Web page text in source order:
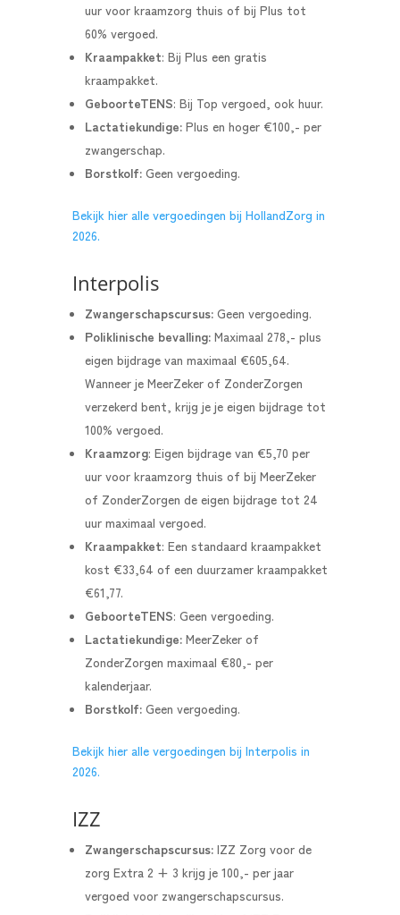
uur voor kraamzorg thuis of bij Plus tot
60% vergoed.
Kraampakket: Bij Plus een gratis
kraampakket.
GeboorteTENS: Bij Top vergoed, ook huur.
Lactatiekundige:Plus en hoger €100,- per
zwangerschap.
Borstkolf:Geen vergoeding.
Bekijk hier alle vergoedingen bij HollandZorg in
2026.
Interpolis
Zwangerschapscursus: Geen vergoeding.
Poliklinische bevalling: Maximaal 278,- plus
eigen bijdrage van maximaal €605,64.
Wanneer je MeerZeker of ZonderZorgen
verzekerd bent, krijg je je eigen bijdrage tot
100% vergoed.
Kraamzorg: Eigen bijdrage van €5,70 per
uur voor kraamzorg thuis of bij MeerZeker
of ZonderZorgen de eigen bijdrage tot 24
uur maximaal vergoed.
Kraampakket: Een standaard kraampakket
kost €33,64 of een duurzamer kraampakket
€61,77.
GeboorteTENS: Geen vergoeding.
Lactatiekundige:MeerZeker of
ZonderZorgen maximaal €80,- per
kalenderjaar.
Borstkolf:Geen vergoeding.
Bekijk hier alle vergoedingen bij Interpolis in
2026.
IZZ
Zwangerschapscursus: IZZ Zorg voor de
zorg Extra 2 + 3 krijg je 100,- per jaar
vergoed voor zwangerschapscursus.